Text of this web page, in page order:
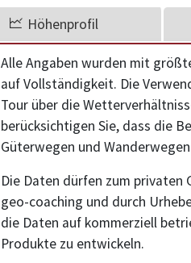
Höhenprofil
Alle Angaben wurden mit
auf Vollständigkeit. Die
Tour über die
berücksichtigen Sie, dass die
Güterwegen und
Die Daten dürfen zum
geo-coaching und durch
die Daten auf kommerziell
Produkte zu entwickeln.